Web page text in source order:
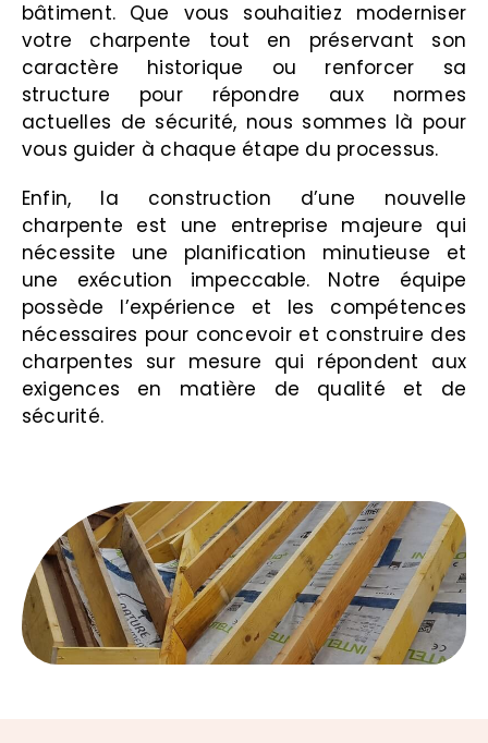
bâtiment. Que vous souhaitiez moderniser
votre charpente tout en préservant son
caractère historique ou renforcer sa
structure pour répondre aux normes
actuelles de sécurité, nous sommes là pour
vous guider à chaque étape du processus.
Enfin, la construction d’une nouvelle
charpente est une entreprise majeure qui
nécessite une planification minutieuse et
une exécution impeccable. Notre équipe
possède l’expérience et les compétences
nécessaires pour concevoir et construire des
charpentes sur mesure qui répondent aux
exigences en matière de qualité et de
sécurité.